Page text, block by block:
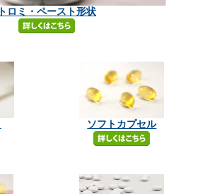
トロミ・ペースト形状
ソフトカプセル